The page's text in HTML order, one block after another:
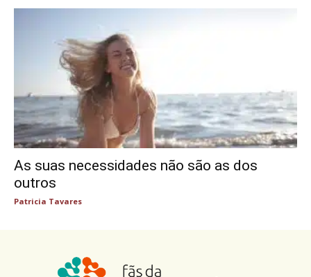
As suas necessidades não são as dos
outros
Patricia Tavares